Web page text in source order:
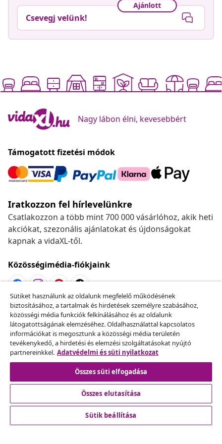
Ajánlott
Csevegj velünk!
Nagy lábon élni, kevesebbért
Támogatott fizetési módok
Iratkozzon fel hírlevelünkre
Csatlakozzon a több mint 700 000 vásárlóhoz, akik heti
akciókat, szezonális ajánlatokat és újdonságokat
kapnak a vidaXL-től.
Közösségimédia-fiókjaink
Szerződéstől való elállás
Küldj be egy rendelés lemondására vonatkozó
kérelmet.
Szerződéstől való elállás
Ügyfélszolgálat
Sütiket használunk az oldalunk megfelelő működésének
biztosításához, a tartalmak és hirdetések személyre szabásához,
közösségi média funkciók felkínálásához és az oldalunk
látogatottságának elemzéséhez. Oldalhasználattal kapcsolatos
információkat is megosztunk a közösségi média területén
tevékenykedő, a hirdetési és elemzési szolgáltatásokat nyújtó
partnereinkkel. Adatvédelmi és süti nyilatkozat
Összes süti elfogadása
Összes elutasítása
Sütik beállítása